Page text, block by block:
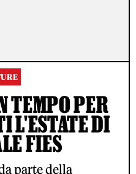
TEMPO PER
L'ESTATE DI
FIES
parte della